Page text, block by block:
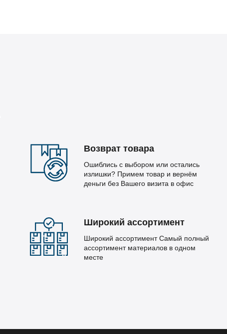
Возврат товара
Ошиблись с выбором или остались
излишки? Примем товар и вернём
деньги без Вашего визита в офис
Широкий ассортимент
Широкий ассортимент Самый полный
ассортимент материалов в одном
месте